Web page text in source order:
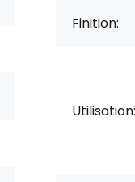
Finition:
Utilisation: